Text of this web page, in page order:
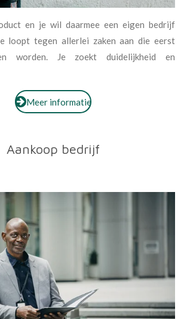
en je wil daarmee een eigen bedrijf
loopt tegen allerlei zaken aan die eerst
worden. Je zoekt duidelijkheid en
Meer informatie
Aankoop bedrijf